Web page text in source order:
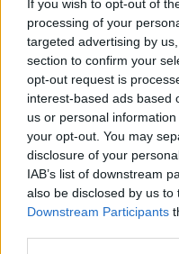
If you wish to opt-out of
processing of your
targeted advertising by
section to confirm your
opt-out request is
interest-based ads based
us or personal
your opt-out. You may
disclosure of your
IAB’s list of downstream
also be disclosed by us to
Downstream Participants
από την
Πιέσεις για
στον Μασκ
Από την πλευρά
αρχήτουΗνωμένου
υπεύθυνη για
η τηλεόραση και
δικτύωσης,